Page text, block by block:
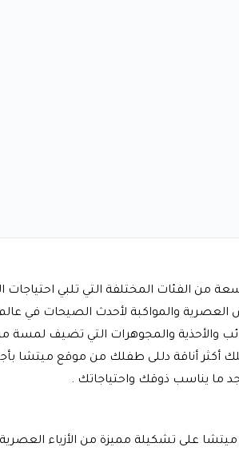
خصم ميتشا 2026 يقدم مجموعة واسعة من الفئات
العصرية والمواكبة لأحدث الصيحات في
والأحذية والمجوهرات التي تضيف لمسة
أكثر أناقة دللى طفلك من موقع ميتشا
ما يناسب ذوقك واحتياجاتك .
تشكيلة مميزة من الأزياء العصرية